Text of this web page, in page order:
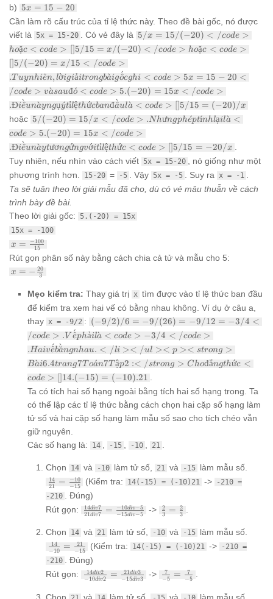
b) 5x
=
15-
20
5x = 15 − 20
Cần làm rõ cấu trúc của tỉ lệ thức này. Theo đề bài gốc, nó được
viết là 5x = 15-20 . Có vẻ đây là 5/x =
15/(-20)
</code> hoặc
= x/(-20)
</code> hoặc
<code>
[]5/(-20) =
x/15</code>.
Tuy nhiên, lời
giải trong bài
gốc ghi
<code>5x =
20</code> và
sau đó
[]5 / 15 =
5/x = 15/(−20) < /code >
hoặc < code > []5/15 = x /(−20) < /code > hoặc < code >
[]5/(−20) = x /15 < /code >
.T uynhie
^n, lờigiảitrongba
ˋigo
^
ˊcghi < code > 5x = 15 − 20 <
/code > va
ˋsauđo
ˊ < code > 5.(−20) = 15x < /code >
.Đie
^
ˋuna
ˋyngụy
ˊtỉlệthứcbanđa
^
ˋula
ˋ < code > []5/15 = (−20)/x
hoặc 5 / (-20) =
15 /
x</code>.
Nhưng phép
tính lại là
(-20) =
15x</code>.
Điều này
tương ứng với
tỉ lệ thức
<code>
[]5/15 =
-20/x
5/(−20) = 15/x < /code > .Nhưngphe
ˊptı
ˊnhlạila
ˋ <
code > 5.(−20) = 15x < /code >
.Đie
^
ˋuna
ˋytươngứngvớitỉlệthức < code > []5/15 = −20/x .
Tuy nhiên, nếu nhìn vào cách viết 5x = 15-20 , nó giống như một
phương trình hơn.
15-20 = -5 . Vậy 5x = -5 . Suy ra x = -1 .
Ta sẽ tuân theo lời giải mẫu đã cho, dù có vẻ mâu thuẫn về cách
trình bày đề bài.
Theo lời giải gốc:
5.(-20) = 15x
15x = -100
x =
\frac{-100}
{15}
x = 15
−100
Rút gọn phân số này bằng cách chia cả tử và mẫu cho 5:
x = -
\frac{20}
x = − 3
20
Mẹo kiểm tra: Thay giá trị x tìm được vào tỉ lệ thức ban đầu
để kiểm tra xem hai vế có bằng nhau không. Ví dụ ở câu a,
thay x = -9/2 : (-9/2)/6 = -9/(26) =
-9/12 =
-3/4</code>. Vế phải
là
<code>-3/4</code>.
Hai vế bằng nhau.
</li> </ul> <p>
<strong>Bài 6.4
trang 7 Toán 7 Tập 2:
</strong> Cho đẳng
thức <code>[]14.(-15)
(−9/2)/6 = −9/(26) = −9/12 = −3/4 <
/code > . V e
^
ˊphảila
ˋ < code > −3/4 < /code >
.Haive
^
ˊba
˘
ˋngnhau. < /li >< /ul >< p >< strong >
Ba
ˋi6.4trang7T oa
ˊn7T ập2 :< /strong > Chođẳngthức <
code > []14.(−15) = (−10).21 .
Ta có tích hai số hạng ngoài bằng tích hai số hạng trong. Ta
có thể lập các tỉ lệ thức bằng cách chọn hai cặp số hạng làm
tử số và hai cặp số hạng làm mẫu số sao cho tích chéo vẫn
giữ nguyên.
Các số hạng là:
14 , -15 , -10 , 21 .
Chọn 14 và -10 làm tử số, 21 và -15 làm mẫu số.
\frac{14}
{21} =
\frac{-10}
{-15}
21
14 = −15
−10 (Kiểm tra: 14(-15) = (-10)21 ->
-210 =
-210 . Đúng)
Rút gọn:
\frac{14
div 7}
{21 div
\frac{-10
div -5}
{-15 div
-5}
21div7
14div7 = −15div−5
−10div−5 -> \frac{2}
{3} =
\frac{2}
3
2 = 3
2 .
Chọn 14 và 21 làm tử số, -10 và -15 làm mẫu số.
\frac{14}
{-10} =
\frac{21}
{-15}
−10
14 = −15
21 (Kiểm tra: 14(-15) = (-10)21 ->
-210 =
-210 . Đúng)
Rút gọn:
\frac{14
div 2}
{-10 div
−10div2
14div2 = −15div3
21div3 -> \frac{7}
{-5} =
\frac{7}
−5
7 = −5
7 .
Chọn và làm tử số, và làm mẫu số.